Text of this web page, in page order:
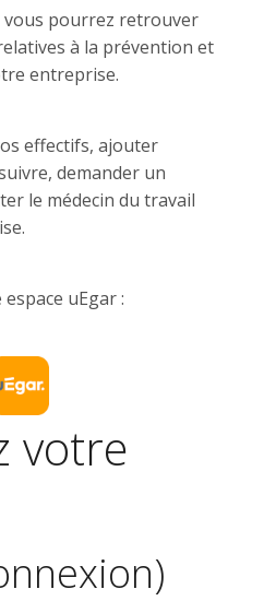
pourrez retrouver
à la prévention et
entreprise.
effectifs, ajouter
demander un
le médecin du travail
uEgar :
votre